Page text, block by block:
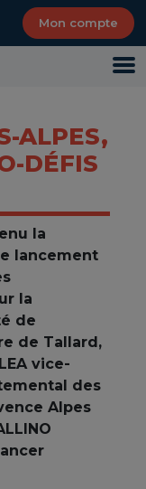
Mon compte
ALPES,
DÉFIS
la
lancement
la
de
de Tallard,
vice-
des
Alpes